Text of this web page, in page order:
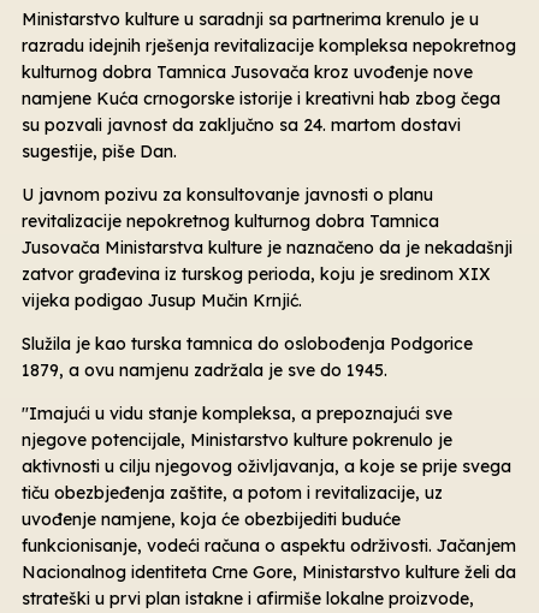
Ministarstvo kulture u saradnji sa partnerima krenulo je u
razradu idejnih rješenja revitalizacije kompleksa nepokretnog
kulturnog dobra Tamnica Jusovača kroz uvođenje nove
namjene Kuća crnogorske istorije i kreativni hab zbog čega
su pozvali javnost da zaključno sa 24. martom dostavi
sugestije, piše Dan.
U javnom pozivu za konsultovanje javnosti o planu
revitalizacije nepokretnog kulturnog dobra Tamnica
Jusovača Ministarstva kulture je naznačeno da je nekadašnji
zatvor građevina iz turskog perioda, koju je sredinom XIX
vijeka podigao Jusup Mučin Krnjić.
Služila je kao turska tamnica do oslobođenja Podgorice
1879, a ovu namjenu zadržala je sve do 1945.
''Imajući u vidu stanje kompleksa, a prepoznajući sve
njegove potencijale, Ministarstvo kulture pokrenulo je
aktivnosti u cilju njegovog oživljavanja, a koje se prije svega
tiču obezbjeđenja zaštite, a potom i revitalizacije, uz
uvođenje namjene, koja će obezbijediti buduće
funkcionisanje, vodeći računa o aspektu održivosti. Jačanjem
Nacionalnog identiteta Crne Gore, Ministarstvo kulture želi da
strateški u prvi plan istakne i afirmiše lokalne proizvode,